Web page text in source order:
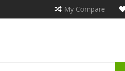
My Compare